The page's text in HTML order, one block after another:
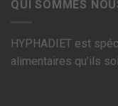
QUI SOMMES
HYPHADIET est
alimentaires qu’ils